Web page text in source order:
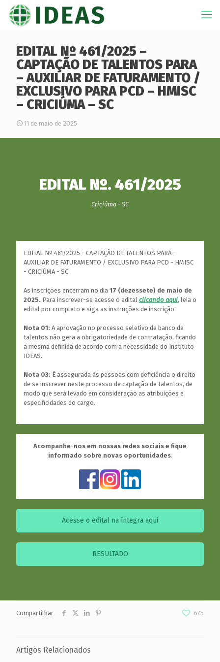
EDITAL Nº 461/2025 –
CAPTAÇÃO DE TALENTOS PARA
– AUXILIAR DE FATURAMENTO /
EXCLUSIVO PARA PCD – HMISC
– CRICIÚMA – SC
11 de maio de 2025
EDITAL Nº. 461/2025
Criciúma - SC
EDITAL Nº 461/2025 - CAPTAÇÃO DE TALENTOS PARA -
AUXILIAR DE FATURAMENTO / EXCLUSIVO PARA PCD - HMISC
- CRICIÚMA - SC
As inscrições encerram no dia 17 (dezessete) de maio de
2025. Para inscrever-se acesse o edital clicando aqui, leia o
edital por completo e siga as instruções de inscrição.
Nota 01: A aprovação no processo seletivo de banco de
talentos não gera a obrigatoriedade de contratação, ficando
a mesma definida de acordo com a necessidade do Instituto
IDEAS.
Nota 03: É assegurada às pessoas com deficiência o direito
de se inscrever neste processo de captação de talentos, de
modo que será levado em consideração as atribuições e
especificidades do cargo.
Acompanhe-nos em nossas redes sociais e fique
informado sobre novas oportunidades.
Acesse o edital na íntegra aqui
RESULTADO
Compartilhar 675
Artigos Relacionados